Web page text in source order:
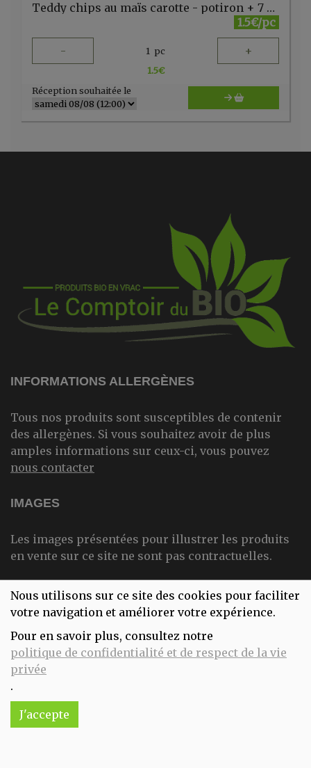
Nous utilisons sur ce site des cookies pour faciliter
votre navigation et améliorer votre expérience.
Pour en savoir plus, consultez notre
politique de confidentialité et de respect de la vie
privée
.
J'accepte
Teddy chips au maïs carotte - potiron + 7 mois Little Angel
1.5€/pc
- 1 pc +
1.5€
Réception souhaitée le
INFORMATIONS ALLERGÈNES
Tous nos produits sont susceptibles de contenir
des allergènes. Si vous souhaitez avoir de plus
amples informations sur ceux-ci, vous pouvez
nous contacter
IMAGES
Les images présentées pour illustrer les produits
en vente sur ce site ne sont pas contractuelles.
NOS INFORMATIONS
181 rue de Trazegnies
lecomptoirdubio.courcelles@gmail.com